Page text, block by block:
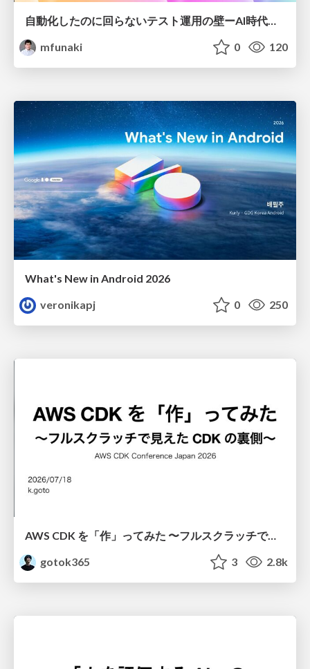
自動化したのに回らないテスト運用の壁ーAI時代の品質責任と生産性
mfunaki
0 120
What's New in Android 2026
veronikapj
0 250
AWS CDK を「作」ってみた 〜フルスクラッチで見えた CDK の裏側〜 / aws-cdk-from-scratch
gotok365
3 2.8k